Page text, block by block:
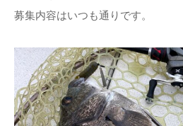
募集内容はいつも通りです。